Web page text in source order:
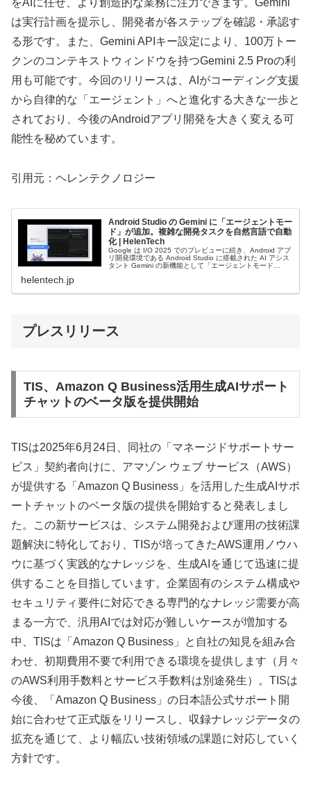
をAIに任せ、より創造的な業務に注力できます。Gemini
は実行計画を提示し、開発者が各ステップを確認・承認す
る形です。また、Gemini APIキー設定により、100万トー
クンのコンテキストウィンドウを持つGemini 2.5 Proの利
用も可能です。今回のリリースは、AIがコーディング支援
から自律的な「エージェント」へと進化する大きな一歩と
されており、今後のAndroidアプリ開発を大きく変える可
能性を秘めています。
引用元：ヘレンテクノロジー
Android Studio の Gemini に「エージェントモー
ド」が追加。複雑な開発タスクを自然言語で自動
化 | HelenTech
Google は I/O 2025 でのプレビューに続き、Android アプ
リ開発環境である Android Studio に搭載された AI アシス
タント Gemini の新機能として「エージェントモード
helentech.jp
プレスリリース
TIS、Amazon Q Business活用生成AIサポート
チャットのベータ版を提供開始
TISは2025年6月24日、同社の「マネージドサポートサー
ビス」契約者向けに、アマゾン ウェブ サービス（AWS）
が提供する「Amazon Q Business」を活用した生成AIサポ
ートチャットのベータ版の提供を開始すると発表しまし
た。この新サービスは、システム開発および運用の技術課
題解決に特化しており、TISが培ってきたAWS運用ノウハ
ウに基づく実践的なナレッジを、生成AIを通じて迅速に提
供することを目指しています。企業固有のシステム構成や
セキュリティ要件に対応できる専門的なナレッジ需要が高
まる一方で、汎用AIでは対応が難しいケースが増加する
中、TISは「Amazon Q Business」と自社の知見を組み合
わせ、初期費用不要で利用できる環境を提供します（月々
のAWS利用手数料とサービス手数料は別途発生）。TISは
今後、「Amazon Q Business」の日本語公式サポート開
始に合わせて正式版をリリースし、収録ナレッジデータの
拡充を通じて、より幅広い技術領域の課題に対応していく
方針です。